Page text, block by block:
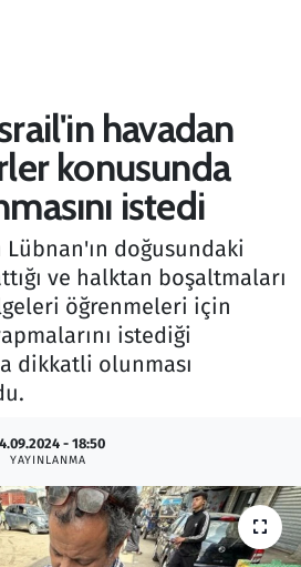
havadan
konusunda
istedi
doğusundaki
ve halktan boşaltmaları
öğrenmeleri için
istediği
dikkatli olunması
- 18:50
YAYINLANMA